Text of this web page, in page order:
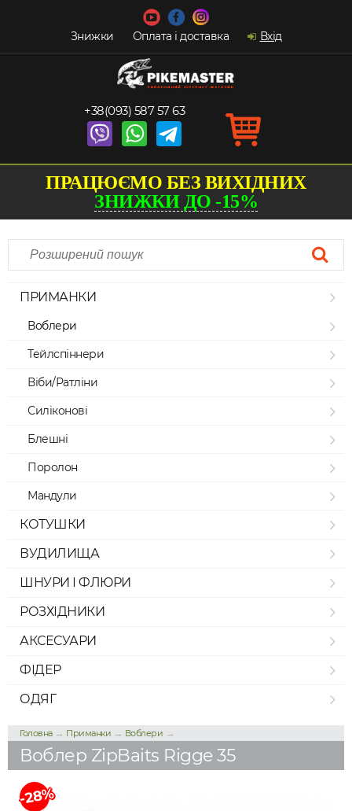
Знижки Оплата і доставка Вхід
+38(093) 587 57 63
ПРАЦЮЄМО БЕЗ ВИХІДНИХ
ЗНИЖКИ ДО -15%
ПРИМАНКИ
Воблери
Тейлспіннери
Віби/Ратліни
Силіконові
Блешні
Поролон
Мандули
КОТУШКИ
ВУДИЛИЩА
ШНУРИ І ФЛЮРИ
РОЗХІДНИКИ
АКСЕСУАРИ
ФІДЕР
ОДЯГ
Головна→ Приманки → Воблери →
Воблер ZipBaits Rigge 35
-28%